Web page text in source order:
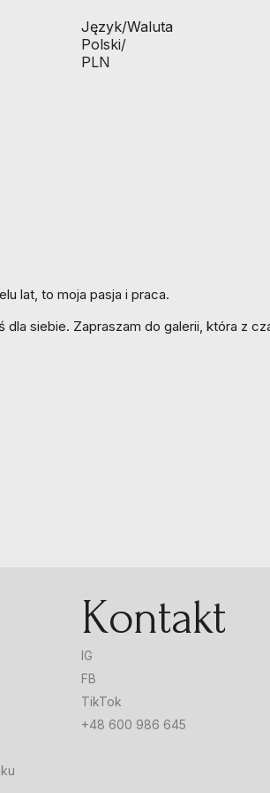
Język/Waluta
Polski/
PLN
lat, to moja pasja i praca.
dla siebie. Zapraszam do galerii, która z
Kontakt
IG
FB
TikTok
+48 600 986 645